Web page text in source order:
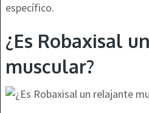
específico.
¿Es Robaxisal
muscular?